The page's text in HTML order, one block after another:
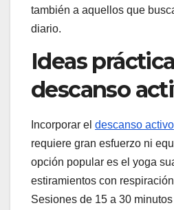
también a aquellos que
diario.
Ideas
descanso
Incorporar el descanso activo
requiere gran esfuerzo ni
opción popular es el yoga
estiramientos con
Sesiones de 15 a 30